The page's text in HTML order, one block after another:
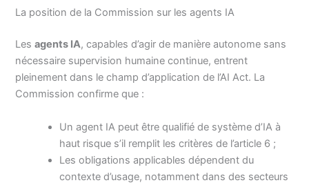
La position de la Commission sur les agents IA
Lesagents IA, capables d’agir de manière autonome sans
nécessaire supervision humaine continue, entrent
pleinement dans le champ d’application de l’AI Act. La
Commission confirme que :
Un agent IA peut être qualifié de système d’IA à
haut risque s’il remplit les critères de l’article 6 ;
Les obligations applicables dépendent du
contexte d’usage, notamment dans des secteurs